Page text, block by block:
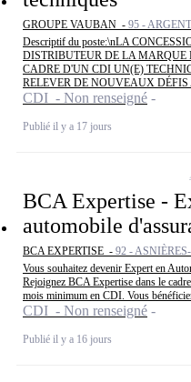
GROUPE VAUBAN - 95 -
Descriptif du poste:\nLA
DISTRIBUTEUR DE LA MARQUE
CADRE D'UN CDI UN(E)
RELEVER DE NOUVEAUX DÉFIS
CDI - Non renseigné
Publié il y a 17 jours
BCA Expertise -
automobile
BCA EXPERTISE - 92 -
Vous souhaitez devenir Expert en
Rejoignez BCA Expertise dans le
mois minimum en CDI. Vous
CDI - Non renseigné
Publié il y a 16 jours